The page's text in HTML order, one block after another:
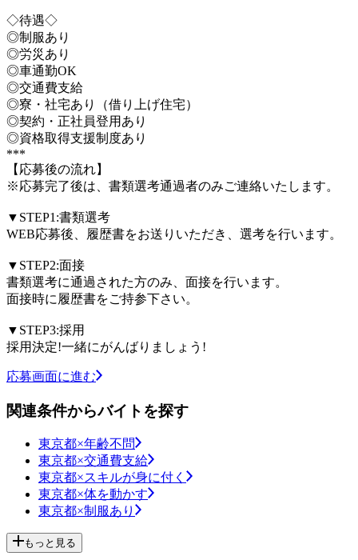
◇待遇◇
◎制服あり
◎労災あり
◎車通勤OK
◎交通費支給
◎寮・社宅あり（借り上げ住宅）
◎契約・正社員登用あり
◎資格取得支援制度あり
***
【応募後の流れ】
※応募完了後は、書類選考通過者のみご連絡いたします。
▼STEP1:書類選考
WEB応募後、履歴書をお送りいただき、選考を行います。
▼STEP2:面接
書類選考に通過された方のみ、面接を行います。
面接時に履歴書をご持参下さい。
▼STEP3:採用
採用決定!一緒にがんばりましょう!
応募画面に進む
関連条件からバイトを探す
東京都×年齢不問
東京都×交通費支給
東京都×スキルが身に付く
東京都×体を動かす
東京都×制服あり
もっと見る